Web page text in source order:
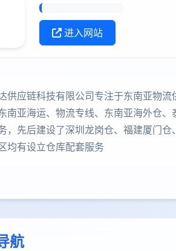
进入网站
供应链科技有限公司专注于东南亚物
南亚海运、物流专线、东南亚海外仓
，先后建设了深圳龙岗仓、福建厦门
均有设立仓库配套服务
航